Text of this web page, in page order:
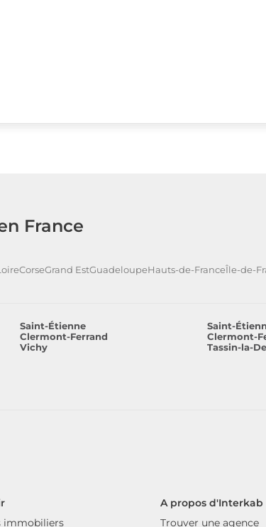
France
CorseGrand EstGuadeloupeHauts-de-FranceÎle-de-
Saint-Étienne Saint-
Clermont-Ferrand Clermont-
Vichy Tassin-la-
immobiliers
A propos d'Interkab
Trouver une agence